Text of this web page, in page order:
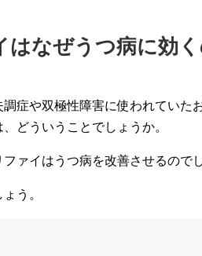
はなぜうつ病に効く
症や双極性障害に使われていた
どういうことでしょうか。
ァイはうつ病を改善させるので
う。